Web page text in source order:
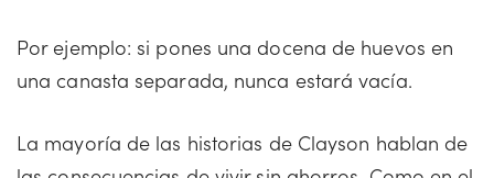
Por ejemplo: si pones una docena de huevos en
una canasta separada, nunca estará vacía.
La mayoría de las historias de Clayson hablan de